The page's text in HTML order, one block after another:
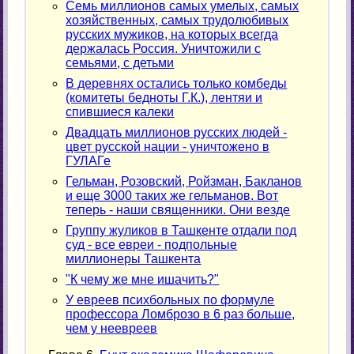
Семь миллионов самых умелых, самых
хозяйственных, самых трудолюбивых
русских мужиков, на которых всегда
держалась Россия. Уничтожили с
семьями, с детьми
В деревнях остались только комбеды
(комитеты бедноты Г.К.), лентяи и
спившиеся калеки
Двадцать миллионов русских людей -
цвет русской нации - уничтожено в
ГУЛАГе
Гельман, Розовский, Ройзман, Бакланов
и еще 3000 таких же гельманов. Вот
теперь - наши священники. Они везде
Группу жуликов в Ташкенте отдали под
суд - все евреи - подпольные
миллионеры Ташкента
"К чему же мне ишачить?"
У евреев психбольных по формуле
профессора Ломброзо в 6 раз больше,
чем у неевреев